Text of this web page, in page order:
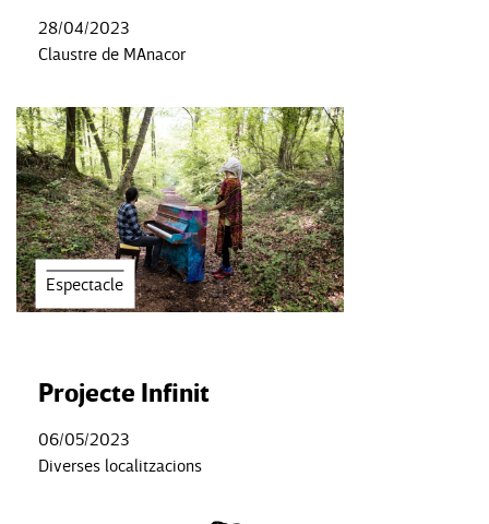
28/04/2023
Claustre de MAnacor
Espectacle
Projecte Infinit
06/05/2023
Diverses localitzacions